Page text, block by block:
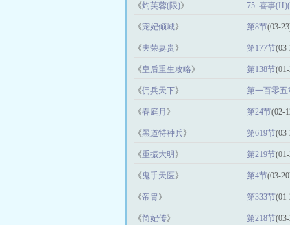
《灼芙蓉(限)》 75. 喜事
《宠妃倾城》 第8节(03-
《夫荣妻贵》 第177节
《皇后重生攻略》 第138节
《佣兵天下》 第一百零五
《春庭月 》 第24节(02-
《黑道特种兵》 第619节
《重振大明 》 第219节
《 鬼手天医》 第4节(03-
《帝胄 》 第333节
《简妃传》 第218节